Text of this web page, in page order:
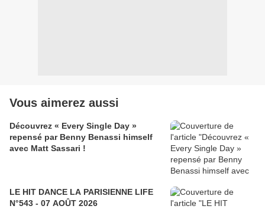
Vous aimerez aussi
Découvrez « Every Single Day »
repensé par Benny Benassi himself
avec Matt Sassari !
LE HIT DANCE LA PARISIENNE LIFE
N°543 - 07 AOÛT 2026